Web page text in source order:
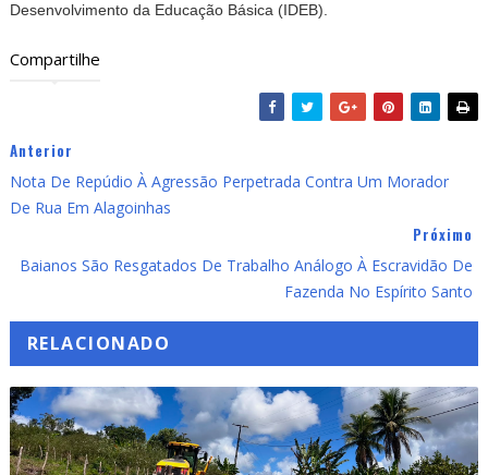
Desenvolvimento da Educação Básica (IDEB).
Compartilhe
Anterior
Nota De Repúdio À Agressão Perpetrada Contra Um Morador
De Rua Em Alagoinhas
Próximo
Baianos São Resgatados De Trabalho Análogo À Escravidão De
Fazenda No Espírito Santo
RELACIONADO